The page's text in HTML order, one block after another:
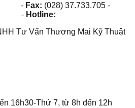
- Fax: (028) 37.733.705 -
- Hotline:
Tư Vấn Thương Mai Kỹ Thuật
16h30-Thứ 7, từ 8h đến 12h